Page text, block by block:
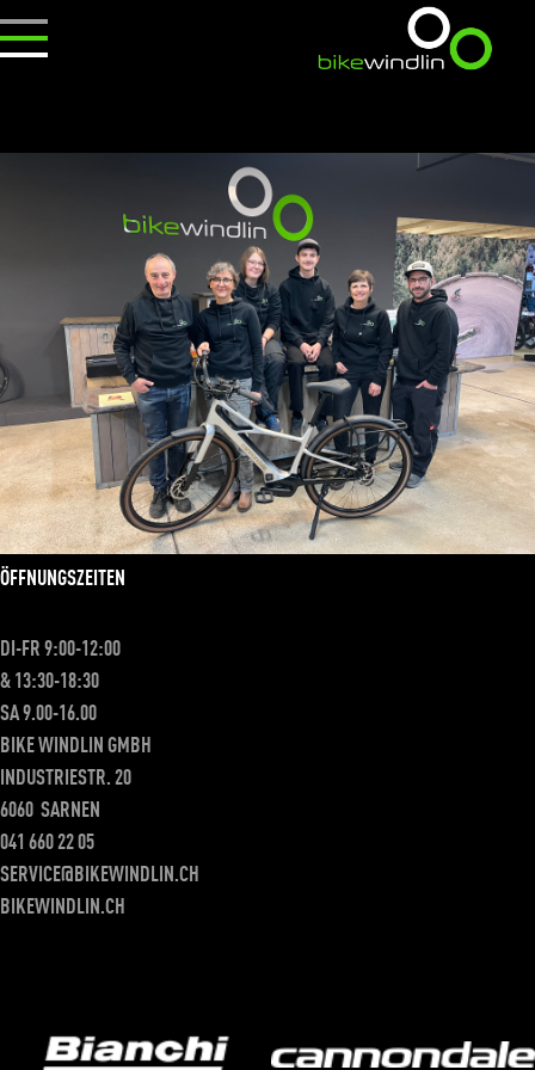
ÖFFNUNGSZEITEN
DI-FR 9:00-12:00
& 13:30-18:30
SA 9.00-16.00
BIKE WINDLIN GMBH
INDUSTRIESTR. 20
6060 SARNEN
041 660 22 05
SERVICE@BIKEWINDLIN.CH
BIKEWINDLIN.CH